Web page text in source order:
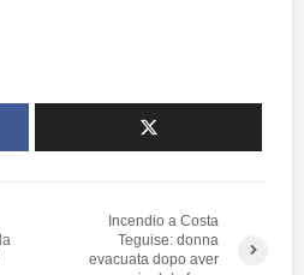
Incendio a Costa
Teguise: donna
evacuata dopo aver